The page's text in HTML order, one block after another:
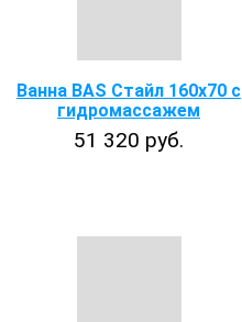
Ванна BAS Стайл 160х70 с
гидромассажем
51 320 руб.